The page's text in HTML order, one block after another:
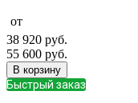
от
38 920 руб.
55 600 руб.
В корзину
Быстрый заказ